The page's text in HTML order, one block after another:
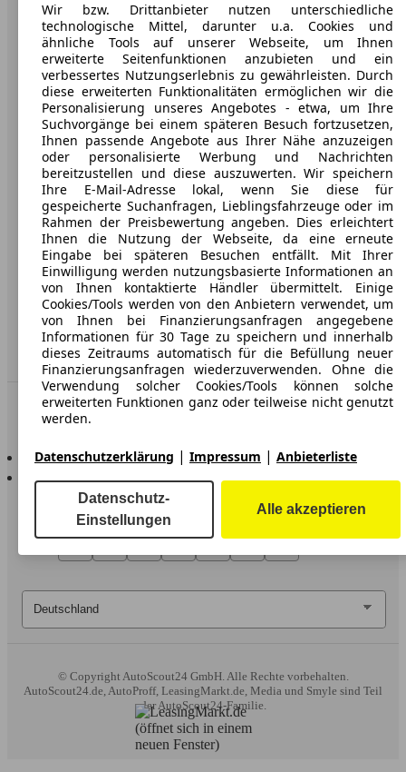
Unternehmen
Über AutoScout24
Presse
Karriere
Werbung
AGB
Datenschutz
Impressum
Erklärung zur Barrierefreiheit
Service
Händler
In Verbindung bleiben
AutoScout24 für iOS
© Copyright AutoScout24 GmbH. Alle Rechte vorbehalten.
AutoScout24.de, AutoProff, LeasingMarkt.de, Media und Smyle sind Teil
der AutoScout24-Familie.
Wir bzw. Drittanbieter nutzen unterschiedliche
technologische Mittel, darunter u.a. Cookies und
ähnliche Tools auf unserer Webseite, um Ihnen
erweiterte Seitenfunktionen anzubieten und ein
verbessertes Nutzungserlebnis zu gewährleisten. Durch
diese erweiterten Funktionalitäten ermöglichen wir die
Personalisierung unseres Angebotes - etwa, um Ihre
Suchvorgänge bei einem späteren Besuch fortzusetzen,
Ihnen passende Angebote aus Ihrer Nähe anzuzeigen
oder personalisierte Werbung und Nachrichten
bereitzustellen und diese auszuwerten. Wir speichern
Ihre E-Mail-Adresse lokal, wenn Sie diese für
gespeicherte Suchanfragen, Lieblingsfahrzeuge oder im
Rahmen der Preisbewertung angeben. Dies erleichtert
Ihnen die Nutzung der Webseite, da eine erneute
Eingabe bei späteren Besuchen entfällt. Mit Ihrer
Einwilligung werden nutzungsbasierte Informationen an
von Ihnen kontaktierte Händler übermittelt. Einige
Cookies/Tools werden von den Anbietern verwendet, um
von Ihnen bei Finanzierungsanfragen angegebene
Informationen für 30 Tage zu speichern und innerhalb
dieses Zeitraums automatisch für die Befüllung neuer
Finanzierungsanfragen wiederzuverwenden. Ohne die
Verwendung solcher Cookies/Tools können solche
erweiterten Funktionen ganz oder teilweise nicht genutzt
werden.
Wir arbeiten mit 263 Anbietern zusammen.
Datenschutzerklärung | Impressum | Anbieterliste
Datenschutz-
Einstellungen
Alle akzeptieren